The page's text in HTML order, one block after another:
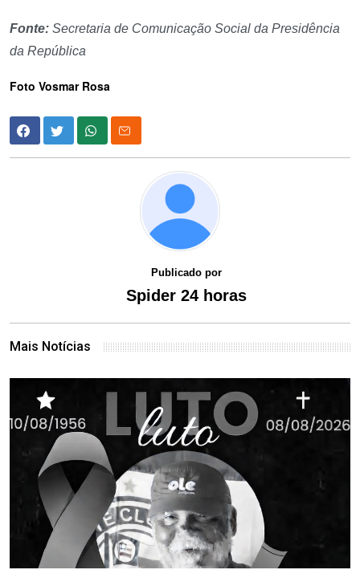
Fonte: Secretaria de Comunicação Social da Presidência
da República
Foto Vosmar Rosa
Publicado por
Spider 24 horas
Mais Notícias